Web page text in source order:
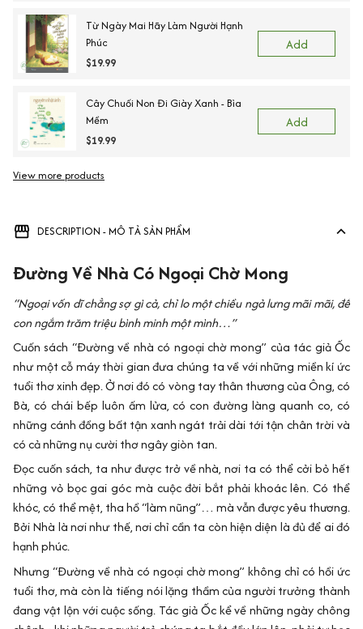
Từ Ngày Mai Hãy Làm Người Hạnh
Phúc
$19.99
Add
Cây Chuối Non Đi Giày Xanh - Bìa
Mềm
$19.99
Add
View more products
DESCRIPTION - MÔ TẢ SẢN PHẨM
Đường Về Nhà Có Ngoại Chờ Mong
“Ngoại vốn dĩ chẳng sợ gì cả, chỉ lo một chiều ngả lưng mãi mãi, để
con ngắm trăm triệu bình minh một mình…”
Cuốn sách “Đường về nhà có ngoại chờ mong” của tác giả Ốc
như một cỗ máy thời gian đưa chúng ta về với những miền kí ức
tuổi thơ xinh đẹp. Ở nơi đó có vòng tay thân thương của Ông, có
Bà, có chái bếp luôn ấm lửa, có con đường làng quanh co, có
những cánh đồng bất tận xanh ngát trải dài tới tận chân trời và
có cả những nụ cười thơ ngây giòn tan.
Đọc cuốn sách, ta như được trở về nhà, nơi ta có thể cởi bỏ hết
những vỏ bọc gai góc mà cuộc đời bắt phải khoác lên. Có thể
khóc, có thể mệt, tha hồ “làm nũng”… mà vẫn được yêu thương.
Bởi Nhà là nơi như thế, nơi chỉ cần ta còn hiện diện là đủ để ai đó
hạnh phúc.
Nhưng “Đường về nhà có ngoại chờ mong” không chỉ có hồi ức
tuổi thơ, mà còn là tiếng nói lặng thầm của người trưởng thành
đang vật lộn với cuộc sống. Tác giả Ốc kể về những ngày chông